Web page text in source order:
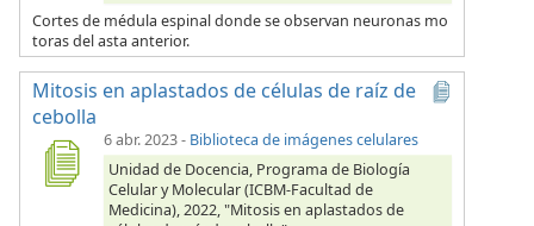
Cortes de médula espinal donde se observan neuronas mo
toras del asta anterior.
Mitosis en aplastados de células de raíz de
cebolla
6 abr. 2023- Biblioteca de imágenes celulares
Unidad de Docencia, Programa de Biología
Celular y Molecular (ICBM-Facultad de
Medicina), 2022, "Mitosis en aplastados de